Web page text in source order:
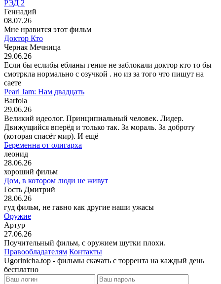
РЭД 2
Геннадий
08.07.26
Мне нравится этот фильм
Доктор Кто
Черная Мечница
29.06.26
Если бы еслибы ебланы гение не заблокали доктор кто то бы
смотркла нормально с озучкой . но из за того что пишут на
саете
Pearl Jam: Нам двадцать
Barfola
29.06.26
Великий идеолог. Принципиальный человек. Лидер.
Движущийся вперёд и только так. За мораль. За доброту
(которая спасёт мир). И ещё
Беременна от олигарха
леонид
28.06.26
хороший фильм
Дом, в котором люди не живут
Гость Дмитрий
28.06.26
гуд фильм, не гавно как другие наши ужасы
Оружие
Артур
27.06.26
Поучительный фильм, с оружием шутки плохи.
Правообладателям Контакты
Ugorinicha.top - фильмы скачать с торрента на каждый день
бесплатно